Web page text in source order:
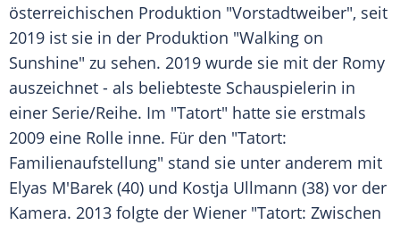
österreichischen Produktion "Vorstadtweiber", seit
2019 ist sie in der Produktion "Walking on
Sunshine" zu sehen. 2019 wurde sie mit der Romy
auszeichnet - als beliebteste Schauspielerin in
einer Serie/Reihe. Im "Tatort" hatte sie erstmals
2009 eine Rolle inne. Für den "Tatort:
Familienaufstellung" stand sie unter anderem mit
Elyas M'Barek (40) und Kostja Ullmann (38) vor der
Kamera. 2013 folgte der Wiener "Tatort: Zwischen